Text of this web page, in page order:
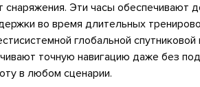
снаряжения. Эти часы обеспечивают
во время длительных
глобальной спутниковой
точную навигацию даже без
в любом сценарии.